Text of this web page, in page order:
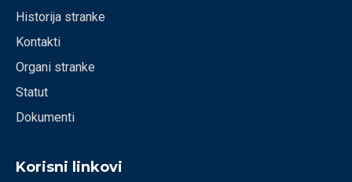
Historija stranke
Kontakti
Organi stranke
Statut
Dokumenti
Korisni linkovi